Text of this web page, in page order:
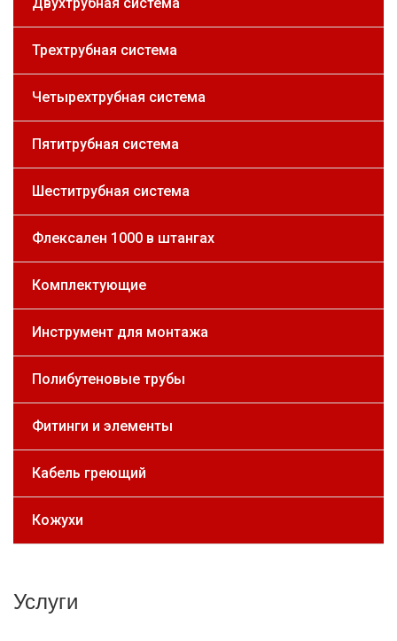
Трехтрубная система
Четырехтрубная система
Пятитрубная система
Шеститрубная система
Флексален 1000 в штангах
Комплектующие
Инструмент для монтажа
Полибутеновые трубы
Фитинги и элементы
Кабель греющий
Кожухи
Услуги